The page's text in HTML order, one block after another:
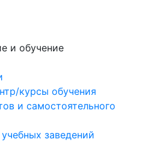
и обучение
курсы обучения
и самостоятельного
заведений